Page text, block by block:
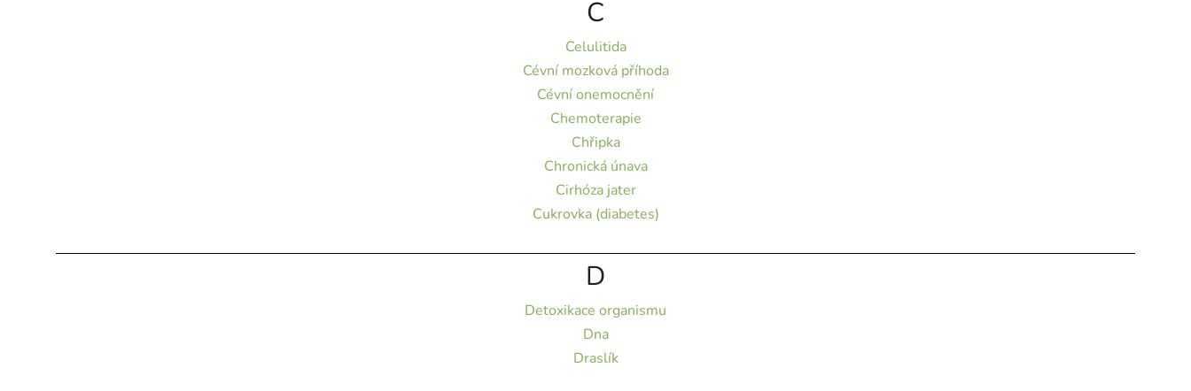
C
Celulitida
Cévní mozková příhoda
Cévní onemocnění
Chemoterapie
Chřipka
Chronická únava
Cirhóza jater
Cukrovka (diabetes)
D
Detoxikace organismu
Dna
Draslík